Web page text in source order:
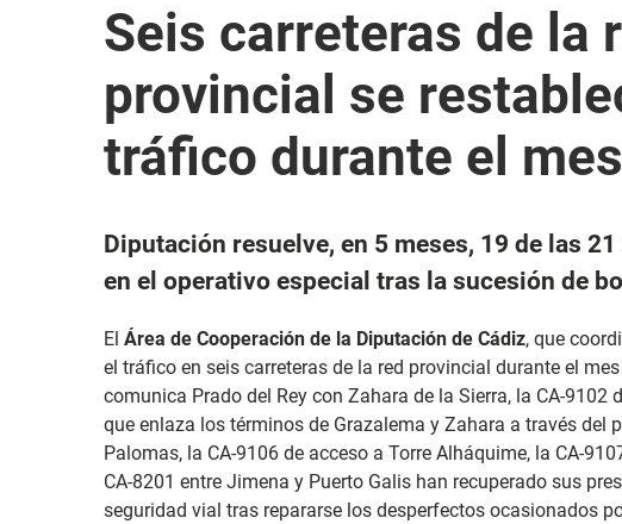
Seis carreteras de la
provincial se
tráfico durante el
Diputación resuelve, en 5 meses, 19 de las
en el operativo especial tras la sucesión de
El Área de Cooperación de la Diputación de Cádiz, que
el tráfico en seis carreteras de la red provincial durante el
comunica Prado del Rey con Zahara de la Sierra, la CA-9102
que enlaza los términos de Grazalema y Zahara a través del
Palomas, la CA-9106 de acceso a Torre Alháquime, la CA-
CA-8201 entre Jimena y Puerto Galis han recuperado sus
seguridad vial tras repararse los desperfectos ocasionados